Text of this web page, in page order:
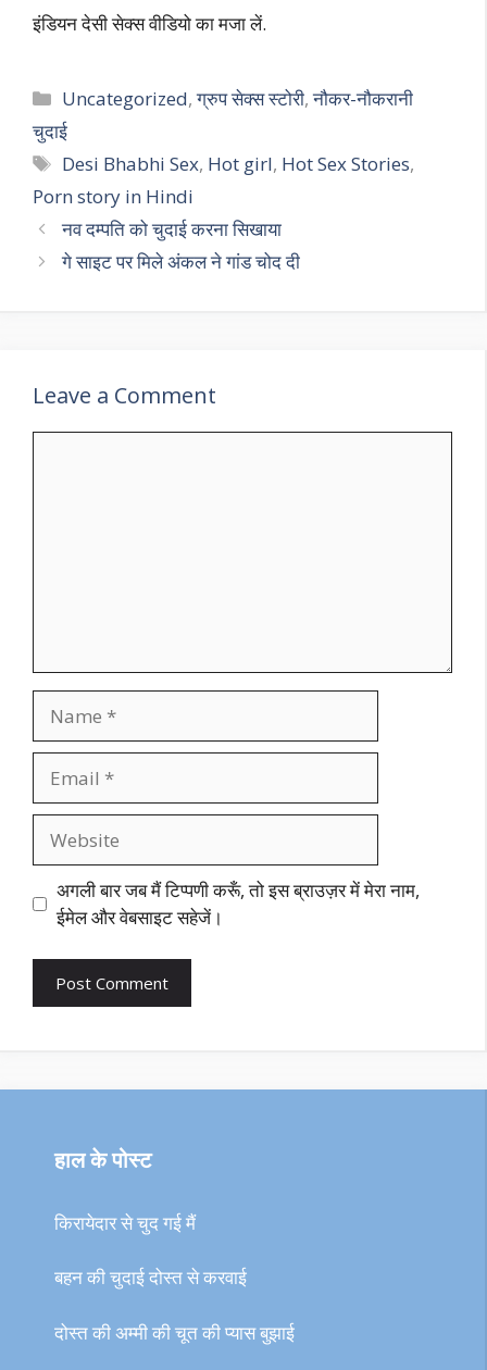
इंडियन देसी सेक्स वीडियो का मजा लें.
Categories
Uncategorized,ग्रुप सेक्स स्टोरी,नौकर-नौकरानी
चुदाई
Tags
Desi Bhabhi Sex, Hot girl, Hot Sex Stories,
Porn story in Hindi
नव दम्पति को चुदाई करना सिखाया
गे साइट पर मिले अंकल ने गांड चोद दी
Leave a Comment
अगली बार जब मैं टिप्पणी करूँ, तो इस ब्राउज़र में मेरा नाम,
ईमेल और वेबसाइट सहेजें।
हाल के पोस्ट
किरायेदार से चुद गई मैं
बहन की चुदाई दोस्त से करवाई
दोस्त की अम्मी की चूत की प्यास बुझाई